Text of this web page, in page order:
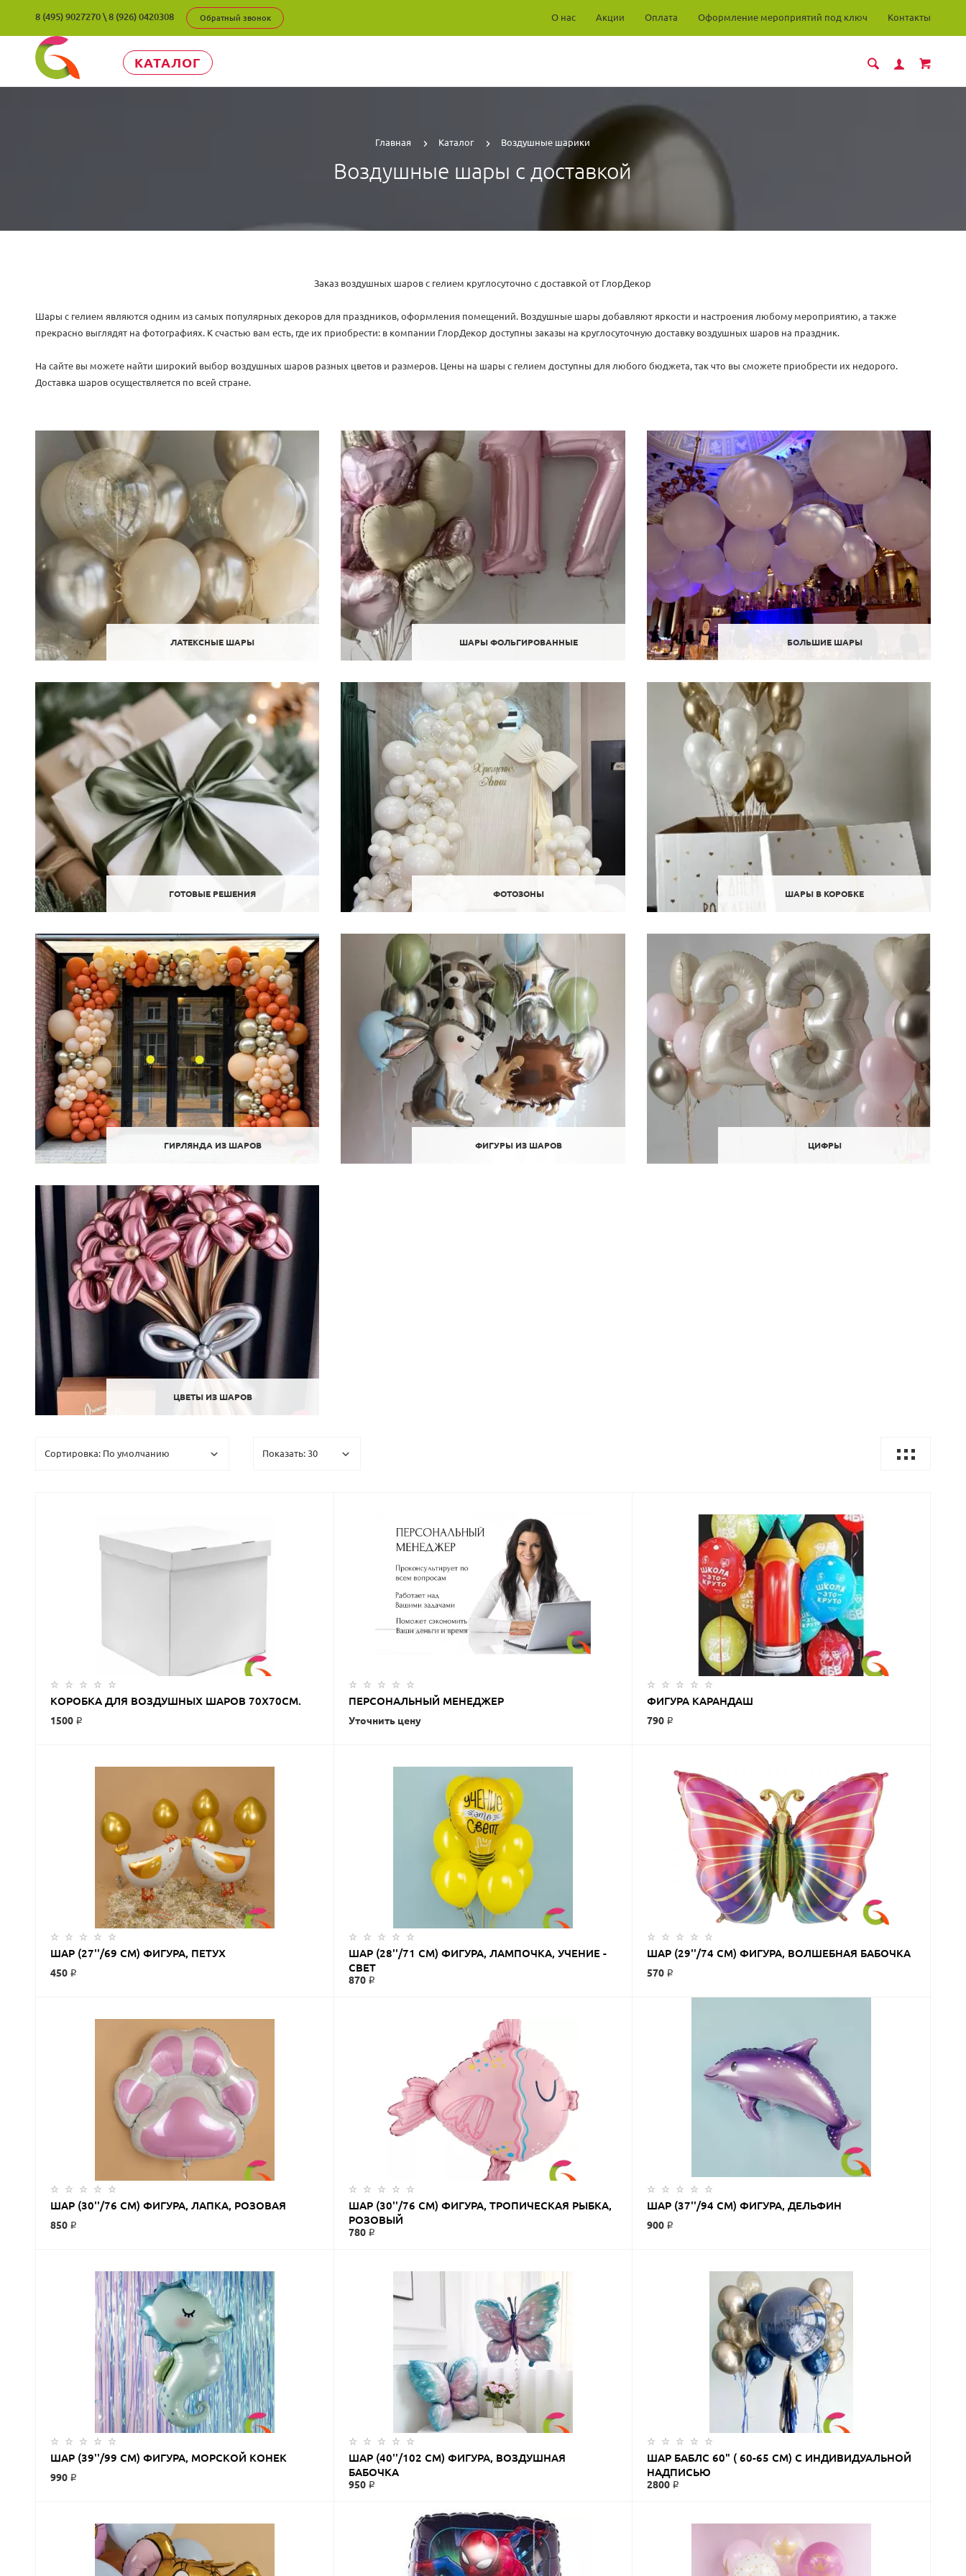
8 (495) 9027270 \ 8 (926) 0420308 Обратный звонок О нас Акции Оплата Оформление мероприятий под ключ Контакты
КАТАЛОГ
Главная Каталог Воздушные шарики
Воздушные шары с доставкой
Заказ воздушных шаров с гелием круглосуточно с доставкой от ГлорДекор
Шары с гелием являются одним из самых популярных декоров для праздников, оформления помещений. Воздушные шары добавляют яркости и настроения любому мероприятию, а также
прекрасно выглядят на фотографиях. К счастью вам есть, где их приобрести: в компании ГлорДекор доступны заказы на круглосуточную доставку воздушных шаров на праздник.
На сайте вы можете найти широкий выбор воздушных шаров разных цветов и размеров. Цены на шары с гелием доступны для любого бюджета, так что вы сможете приобрести их недорого.
Доставка шаров осуществляется по всей стране.
ЛАТЕКСНЫЕ ШАРЫ ШАРЫ ФОЛЬГИРОВАННЫЕ БОЛЬШИЕ ШАРЫ
ГОТОВЫЕ РЕШЕНИЯ ФОТОЗОНЫ ШАРЫ В КОРОБКЕ
ГИРЛЯНДА ИЗ ШАРОВ ФИГУРЫ ИЗ ШАРОВ ЦИФРЫ
ЦВЕТЫ ИЗ ШАРОВ
КОРОБКА ДЛЯ ВОЗДУШНЫХ ШАРОВ 70Х70СМ.
1500 ₽
ЗАКАЗАТЬ ПЕРСОНАЛЬНЫЙ МЕНЕДЖЕР
Уточнить цену
ФИГУРА КАРАНДАШ
790 ₽
ШАР (27''/69 СМ) ФИГУРА, ПЕТУХ
450 ₽
ЗАКАЗАТЬ
ШАР (28''/71 СМ) ФИГУРА, ЛАМПОЧКА, УЧЕНИЕ -
СВЕТ
870 ₽
ЗАКАЗАТЬ ШАР (29''/74 СМ) ФИГУРА, ВОЛШЕБНАЯ БАБОЧКА
570 ₽
ЗАКАЗАТЬ
ШАР (30''/76 СМ) ФИГУРА, ЛАПКА, РОЗОВАЯ
850 ₽
ЗАКАЗАТЬ
ШАР (30''/76 СМ) ФИГУРА, ТРОПИЧЕСКАЯ РЫБКА,
РОЗОВЫЙ
780 ₽
ЗАКАЗАТЬ ШАР (37''/94 СМ) ФИГУРА, ДЕЛЬФИН
900 ₽
ШАР (39''/99 СМ) ФИГУРА, МОРСКОЙ КОНЕК
990 ₽
ЗАКАЗАТЬ
ШАР (40''/102 СМ) ФИГУРА, ВОЗДУШНАЯ
БАБОЧКА
950 ₽
ЗАКАЗАТЬ
ШАР БАБЛС 60" ( 60-65 СМ) С ИНДИВИДУАЛЬНОЙ
НАДПИСЬЮ
2800 ₽
ЗАКАЗАТЬ